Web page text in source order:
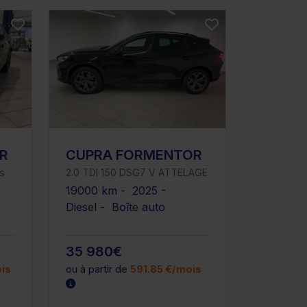
CUPRA FORMENTOR
2.0 TDI 150 DSG7 V ATTELAGE
19000 km - 2025 -
Diesel - Boîte auto
35 980€
ou à partir de 591.85 €/mois